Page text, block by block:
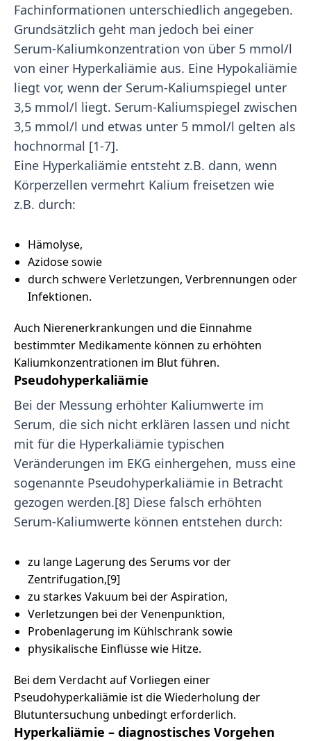
Fachinformationen unterschiedlich angegeben.
Grundsätzlich geht man jedoch bei einer
Serum-Kaliumkonzentration von über 5 mmol/l
von einer Hyperkaliämie aus. Eine Hypokaliämie
liegt vor, wenn der Serum-Kaliumspiegel unter
3,5 mmol/l liegt. Serum-Kaliumspiegel zwischen
3,5 mmol/l und etwas unter 5 mmol/l gelten als
hochnormal [1-7].
Eine Hyperkaliämie entsteht z.B. dann, wenn
Körperzellen vermehrt Kalium freisetzen wie
z.B. durch:
Hämolyse,
Azidose sowie
durch schwere Verletzungen, Verbrennungen oder
Infektionen.
Auch Nierenerkrankungen und die Einnahme
bestimmter Medikamente können zu erhöhten
Kaliumkonzentrationen im Blut führen.
Pseudohyperkaliämie
Bei der Messung erhöhter Kaliumwerte im
Serum, die sich nicht erklären lassen und nicht
mit für die Hyperkaliämie typischen
Veränderungen im EKG einhergehen, muss eine
sogenannte Pseudohyperkaliämie in Betracht
gezogen werden.[8] Diese falsch erhöhten
Serum-Kaliumwerte können entstehen durch:
zu lange Lagerung des Serums vor der
Zentrifugation,[9]
zu starkes Vakuum bei der Aspiration,
Verletzungen bei der Venenpunktion,
Probenlagerung im Kühlschrank sowie
physikalische Einflüsse wie Hitze.
Bei dem Verdacht auf Vorliegen einer
Pseudohyperkaliämie ist die Wiederholung der
Blutuntersuchung unbedingt erforderlich.
Hyperkaliämie – diagnostisches Vorgehen